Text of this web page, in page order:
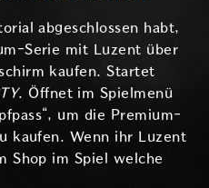
abgeschlossen habt,
Serie mit Luzent über
kaufen. Startet
. Öffnet im Spielmenü
um die Premium-
kaufen. Wenn ihr Luzent
Shop im Spiel welche